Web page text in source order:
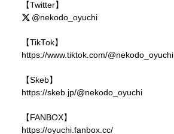
【Twitter】
@nekodo_oyuchi
【TikTok】
https://www.tiktok.com/@nekodo_oyuchi
【Skeb】
https://skeb.jp/@nekodo_oyuchi
【FANBOX】
https://oyuchi.fanbox.cc/